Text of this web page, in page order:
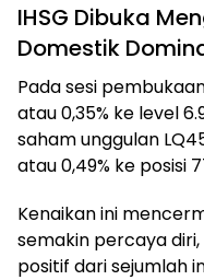
IHSG Dibuka
Domestik
Pada sesi
atau 0,35% ke level
saham unggulan
atau 0,49% ke posisi
Kenaikan ini
semakin percaya
positif dari sejumlah